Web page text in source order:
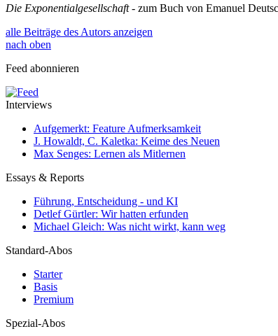
Die Exponentialgesellschaft- zum Buch von Emanuel
alle Beiträge des Autors anzeigen
nach oben
Feed abonnieren
Interviews
Aufgemerkt: Feature Aufmerksamkeit
J. Howaldt, C. Kaletka: Keime des Neuen
Max Senges: Lernen als Mitlernen
Essays & Reports
Führung, Entscheidung - und KI
Detlef Gürtler: Wir hatten erfunden
Michael Gleich: Was nicht wirkt, kann weg
Standard-Abos
Starter
Basis
Premium
Spezial-Abos